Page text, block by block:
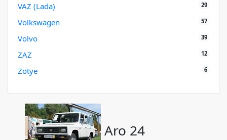
VAZ (Lada) 29
Volkswagen 57
Volvo 39
ZAZ 12
Zotye 6
Aro 24